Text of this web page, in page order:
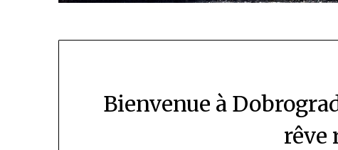
Bienvenue à
rêve